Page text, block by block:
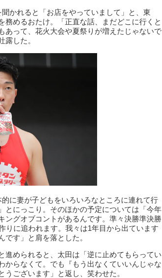
かれると「お店をやっていまして」と、東
めるおたけ。「正直な話、まだどこに行くと
あって、花火大会や夏祭りが増えたじゃないで
した。
に妻が子どもをいろいろなところに連れて行
とにっこり。そのほかの予定については「今年
ングオブコントがあるんです。準々決勝準決勝
りに追われます。我々は1年目から出ています
す」と肩を落とした。
められると、太田は「逆に止めてもらってい
らなくて。でも『もう出なくていいんじゃな
ございます」と返し、笑わせた。